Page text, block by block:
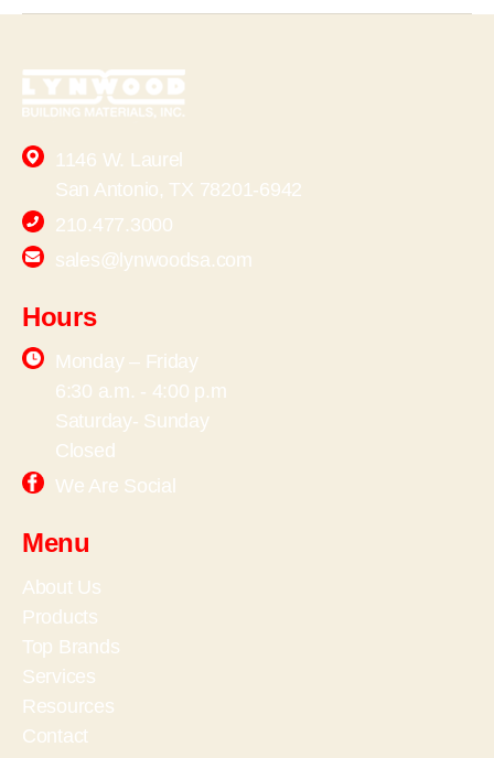
1146 W. Laurel
San Antonio, TX 78201-6942
210.477.3000
sales@lynwoodsa.com
Hours
Monday – Friday
6:30 a.m. - 4:00 p.m
Saturday- Sunday
Closed
We Are Social
Menu
About Us
Products
Top Brands
Services
Resources
Contact